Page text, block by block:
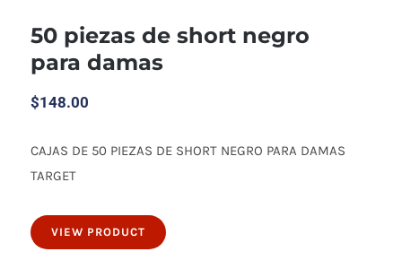
50 piezas de short negro para damas
50 piezas de short negro
para damas
$148.00
CAJAS DE 50 PIEZAS DE SHORT NEGRO PARA DAMAS
TARGET
VIEW PRODUCT